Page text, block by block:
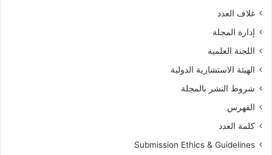
غلاف العدد
إدارة المجلة
اللجنة العلمية
الهيئة الاستشارية الدولية
شروط النشر بالمجلة
الفهرس
كلمة العدد
Submission Ethics & Guidelines